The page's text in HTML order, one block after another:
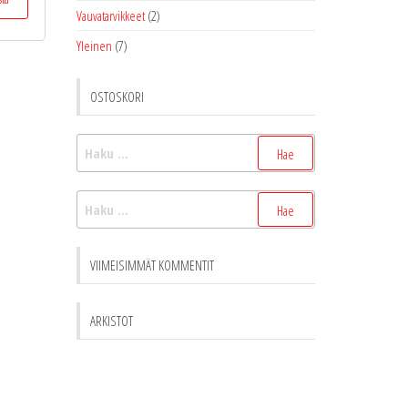
Vauvatarvikkeet (2)
Yleinen (7)
OSTOSKORI
Haku:
Haku:
VIIMEISIMMÄT KOMMENTIT
ARKISTOT